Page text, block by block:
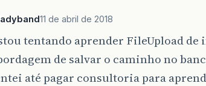
11 de abril de 2018
tentando aprender FileUpload de
de salvar o caminho no
até pagar consultoria para